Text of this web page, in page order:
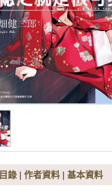
目錄 | 作者資料 | 基本資料